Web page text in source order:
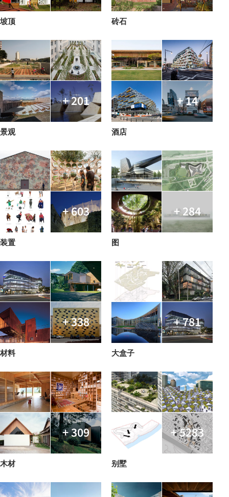
坡顶 砖石
+ 201
景观
+ 14
酒店
+ 603
装置
+ 284
图
+ 338
材料
+ 781
大盒子
+ 309
木材
+ 5283
别墅